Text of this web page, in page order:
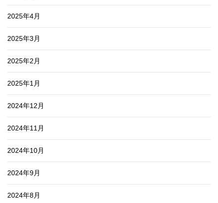
2025年4月
2025年3月
2025年2月
2025年1月
2024年12月
2024年11月
2024年10月
2024年9月
2024年8月